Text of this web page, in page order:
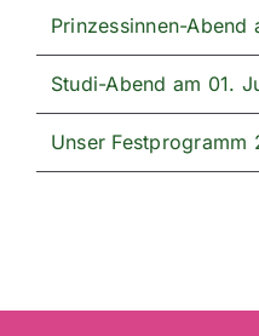
Prinzessinnen-
Studi-Abend am 01.
Unser Festprogramm